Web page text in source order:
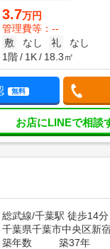
3.7万円
管理費等：--
敷
なし 礼
なし
1階
1K 18.3㎡
無料
お店にLINEで相談
総武線/千葉駅 徒歩14分
千葉県千葉市中央区新
築年数
築37年